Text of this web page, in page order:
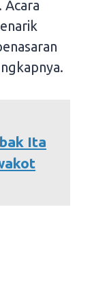
Acara
Ita